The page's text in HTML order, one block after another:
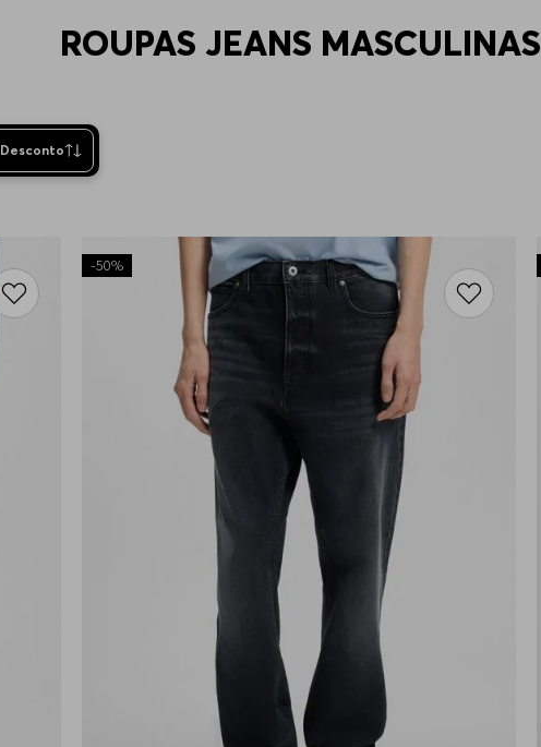
ROUPAS JEANS MASCULINAS
Desconto
-50%